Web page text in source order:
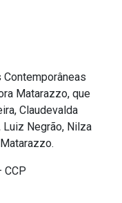
Matarazzo, que
Claudevalda
Luiz Negrão, Nilza
CCP